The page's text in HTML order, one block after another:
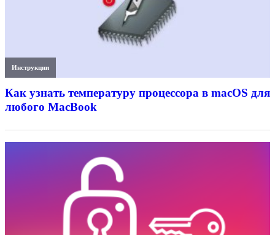
Инструкции
Как узнать температуру процессора в macOS для
любого MacBook